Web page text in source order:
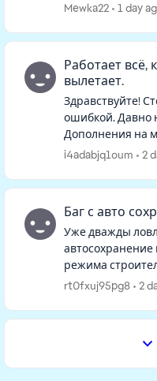
Mewka22
1 day
Работает
вылетает.
Здравствуйте!
ошибкой. Давно
Дополнения на
семьи на
i4adabjq1oum 2
Баг с авто
Уже дважды
режима
того как вы в
rt0fxuj95pg8 2